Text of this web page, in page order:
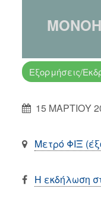
Εξορμήσεις/
15 ΜΑΡΤΙΟΥ
Μετρό ΦΙΞ
Η εκδήλωση